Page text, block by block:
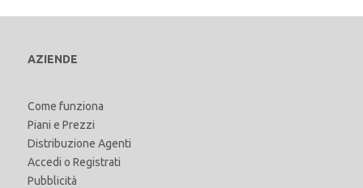
AZIENDE
Come funziona
Piani e Prezzi
Distribuzione Agenti
Accedi o Registrati
Pubblicità